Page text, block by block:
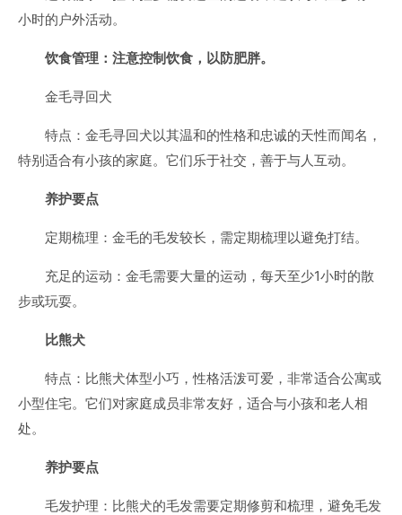
小时的户外活动。
饮食管理：注意控制饮食，以防肥胖。
金毛寻回犬
特点：金毛寻回犬以其温和的性格和忠诚的天性而闻名，
特别适合有小孩的家庭。它们乐于社交，善于与人互动。
养护要点
定期梳理：金毛的毛发较长，需定期梳理以避免打结。
充足的运动：金毛需要大量的运动，每天至少1小时的散
步或玩耍。
比熊犬
特点：比熊犬体型小巧，性格活泼可爱，非常适合公寓或
小型住宅。它们对家庭成员非常友好，适合与小孩和老人相
处。
养护要点
毛发护理：比熊犬的毛发需要定期修剪和梳理，避免毛发